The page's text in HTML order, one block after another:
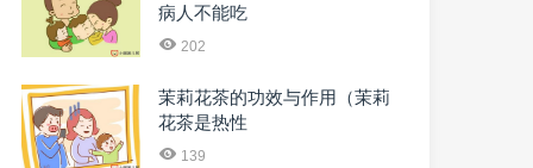
病人不能吃
202
茉莉花茶的功效与作用（茉莉
花茶是热性
139